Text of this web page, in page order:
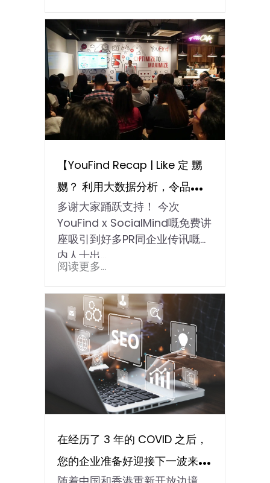
【YouFind Recap | Like 定 嬲
嬲？ 利用大数据分析，令品牌转
危为机！ 】
多谢大家踊跃支持！ 今次
YouFind x SocialMind嘅免费讲
座吸引到好多PR同企业传讯嘅业
内人士出...
阅读更多...
在经历了 3 年的 COVID 之后，
您的企业准备好迎接下一波来自